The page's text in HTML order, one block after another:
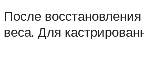
После
веса. Для